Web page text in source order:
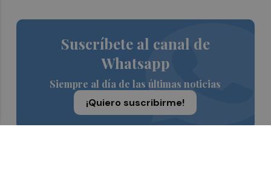
Suscríbete al canal de
Whatsapp
Siempre al día de las últimas noticias
¡Quiero suscribirme!